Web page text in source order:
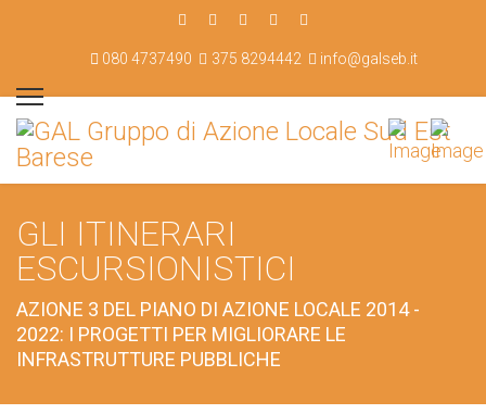
080 4737490 375 8294442 info@galseb.it
GLI ITINERARI
ESCURSIONISTICI
AZIONE 3 DEL PIANO DI AZIONE LOCALE 2014 -
2022: I PROGETTI PER MIGLIORARE LE
INFRASTRUTTURE PUBBLICHE